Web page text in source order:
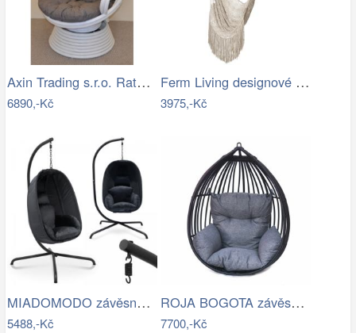
Axin Trading s.r.o. Ratanové houpací…
6890,-Kč
Ferm Living designové houpací sítě Path…
3975,-Kč
MIADOMODO závěsné houpací křeslo…
5488,-Kč
ROJA BOGOTA závěsné křeslo - bez…
7700,-Kč